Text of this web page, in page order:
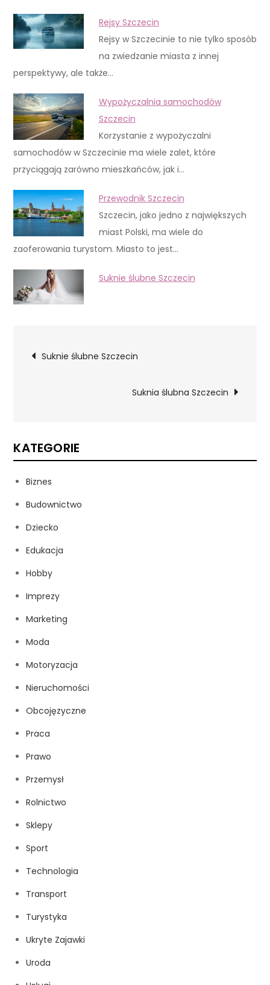
Rejsy Szczecin
Rejsy w Szczecinie to nie tylko sposób
na zwiedzanie miasta z innej
perspektywy, ale także…
Wypożyczalnia samochodów
Szczecin
Korzystanie z wypożyczalni
samochodów w Szczecinie ma wiele zalet, które
przyciągają zarówno mieszkańców, jak i…
Przewodnik Szczecin
Szczecin, jako jedno z największych
miast Polski, ma wiele do
zaoferowania turystom. Miasto to jest…
Suknie ślubne Szczecin
Nawigacja
Suknie ślubne Szczecin
Suknia ślubna Szczecin
KATEGORIE
Biznes
Budownictwo
Dziecko
Edukacja
Hobby
Imprezy
Marketing
Moda
Motoryzacja
Nieruchomości
Obcojęzyczne
Praca
Prawo
Przemysł
Rolnictwo
Sklepy
Sport
Technologia
Transport
Turystyka
Ukryte Zajawki
Uroda